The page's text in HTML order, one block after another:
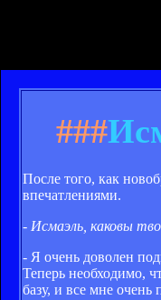
###
После того, как
впечатлениями.
- Исмаэль, каковы
- Я очень доволен
Теперь необходимо,
базу, и все мне очень